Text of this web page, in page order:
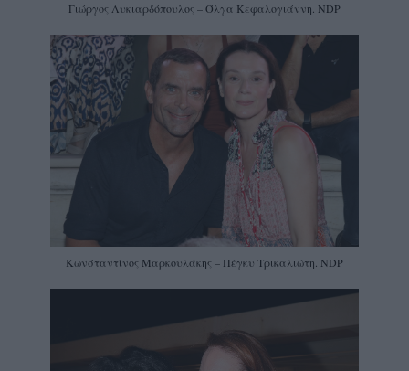
Γιώργος Λυκιαρδόπουλος – Όλγα Κεφαλογιάννη. NDP
Κωνσταντίνος Μαρκουλάκης – Πέγκυ Τρικαλιώτη. NDP